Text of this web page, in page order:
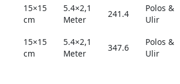
15×15
cm
5.4×2,1
Meter
241.4
Polos &
Ulir
15×15
cm
5.4×2,1
Meter
347.6
Polos &
Ulir